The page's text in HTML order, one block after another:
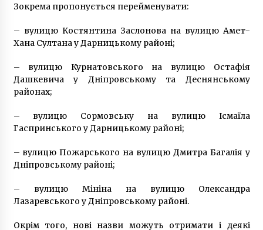
Зниклого музиканта Олександра
6 років ago
дистанційно
6 років ago
Із 1 до 12 квітня в Києві заборонено
проведення ярмарків
5 років ago
Зокрема пропонується перейменувати:
– вулицю Костянтина Заслонова на вулицю Амет-
Хана Султана у Дарницькому районі;
– вулицю Курнатовського на вулицю Остафія
Дашкевича у Дніпровському та Деснянському
районах;
– вулицю Сормовську на вулицю Ісмаїла
Гаспринського у Дарницькому районі;
– вулицю Пожарського на вулицю Дмитра Багалія у
Дніпровському районі;
– вулицю Мініна на вулицю Олександра
Лазаревського у Дніпровському районі.
Окрім того, нові назви можуть отримати і деякі